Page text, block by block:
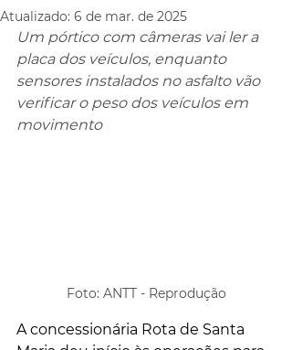
Atualizado: 6 de mar. de 2025
Um pórtico com câmeras vai ler a
placa dos veículos, enquanto
sensores instalados no asfalto vão
verificar o peso dos veículos em
movimento
Foto: ANTT - Reprodução
A concessionária Rota de Santa